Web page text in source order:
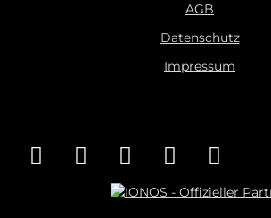
AGB
Datenschutz
Impressum